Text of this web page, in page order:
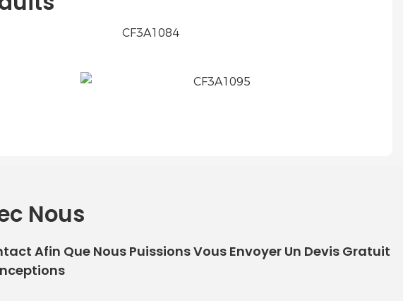
Nous
Afin Que Nous Puissions Vous Envoyer Un Devis Gratuit